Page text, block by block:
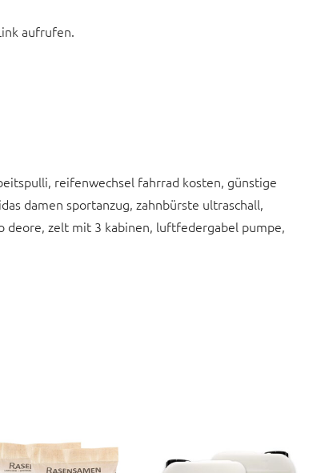
aufrufen.
reifenwechsel fahrrad kosten, günstige
damen sportanzug, zahnbürste ultraschall,
deore, zelt mit 3 kabinen, luftfedergabel pumpe,